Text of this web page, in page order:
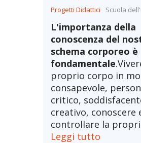
Progetti Didattici Scuola
L'importanza della
conoscenza del
schema corporeo è
fondamentale
proprio corpo in
consapevole,
critico,
creativo, conoscere
controllare la
Leggi tutto